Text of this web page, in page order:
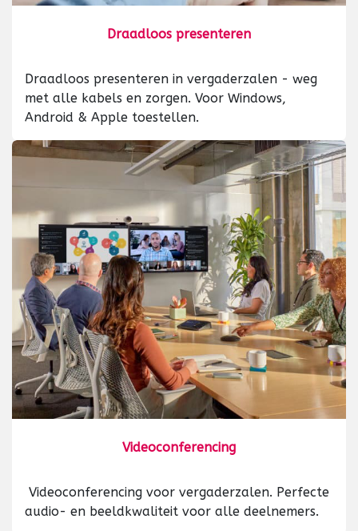
Draadloos presenteren
Draadloos presenteren in vergaderzalen - weg
met alle kabels en zorgen. Voor Windows,
Android & Apple toestellen.
Videoconferencing
Videoconferencing voor vergaderzalen. Perfecte
audio- en beeldkwaliteit voor alle deelnemers.